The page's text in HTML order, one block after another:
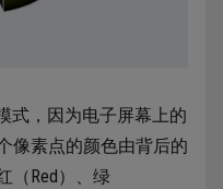
式，因为电子屏幕上的
像素点的颜色由背后的
（Red）、绿